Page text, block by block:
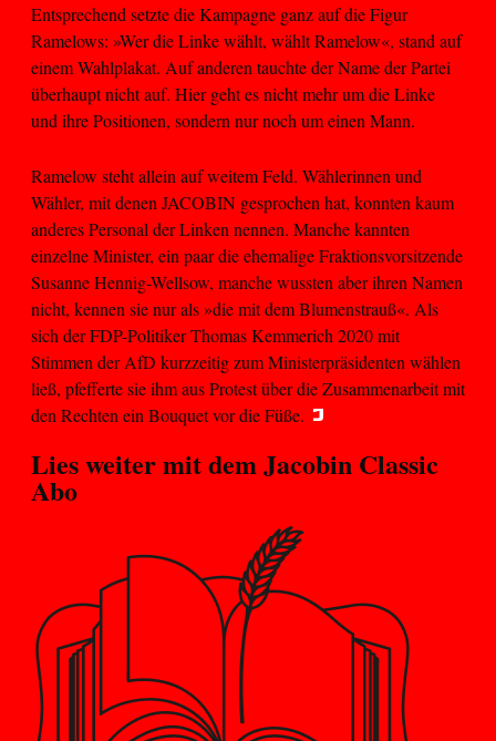
Entsprechend setzte die Kampagne ganz auf die Figur
Ramelows: »Wer die Linke wählt, wählt Ramelow«, stand auf
einem Wahlplakat. Auf anderen tauchte der Name der Partei
überhaupt nicht auf. Hier geht es nicht mehr um die Linke
und ihre Positionen, sondern nur noch um einen Mann.
Ramelow steht allein auf weitem Feld. Wählerinnen und
Wähler, mit denen JACOBIN gesprochen hat, konnten kaum
anderes Personal der Linken nennen. Manche kannten
einzelne Minister, ein paar die ehemalige Fraktionsvorsitzende
Susanne Hennig-Wellsow, manche wussten aber ihren Namen
nicht, kennen sie nur als »die mit dem Blumenstrauß«. Als
sich der FDP-Politiker Thomas Kemmerich 2020 mit
Stimmen der AfD kurzzeitig zum Ministerpräsidenten wählen
ließ, pfefferte sie ihm aus Protest über die Zusammenarbeit mit
den Rechten ein Bouquet vor die Füße.
Lies weiter mit demJacobin Classic
Abo